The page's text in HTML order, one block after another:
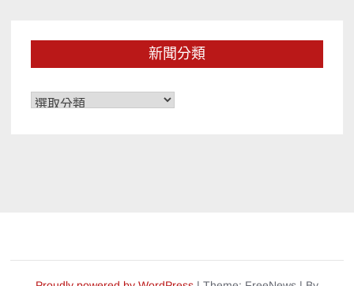
新聞分類
新